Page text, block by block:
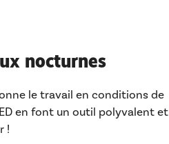
nocturnes
le travail en conditions de
en font un outil polyvalent et
!